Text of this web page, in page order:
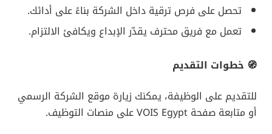
تحصل على فرص ترقية داخل الشركة بناءً على أدائك.
تعمل مع فريق محترف يقدّر الإبداع ويكافئ الالتزام.
🧭 خطوات التقديم
للتقديم على الوظيفة، يمكنك زيارة موقع الشركة الرسمي
أو متابعة صفحة VOIS Egypt على منصات التوظيف.